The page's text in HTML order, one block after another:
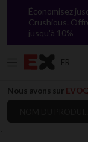
`
Économisez
Crushious.
jusqu'à 10%
FR
Nous avons sur